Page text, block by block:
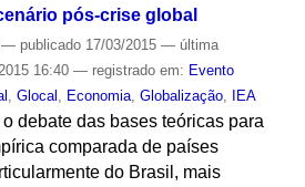
pós-crise global
— publicado17/03/2015 — última
16:40 — registrado em: Evento
, Glocal , Economia, Globalização, IEA
debate das bases teóricas para
comparada de países
do Brasil, mais